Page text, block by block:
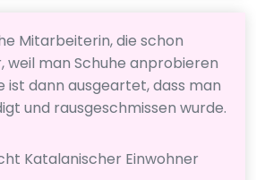
Mitarbeiterin, die schon
weil man Schuhe anprobieren
ist dann ausgeartet, dass man
und rausgeschmissen wurde.
Katalanischer Einwohner